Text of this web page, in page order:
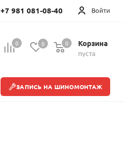
Войти
+7 981 081-08-40
0 0 Корзина
пуста
0
ЗАПИСЬ НА ШИНОМОНТАЖ